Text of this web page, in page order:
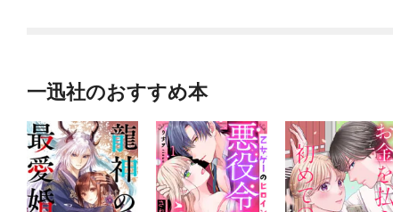
一迅社のおすすめ本